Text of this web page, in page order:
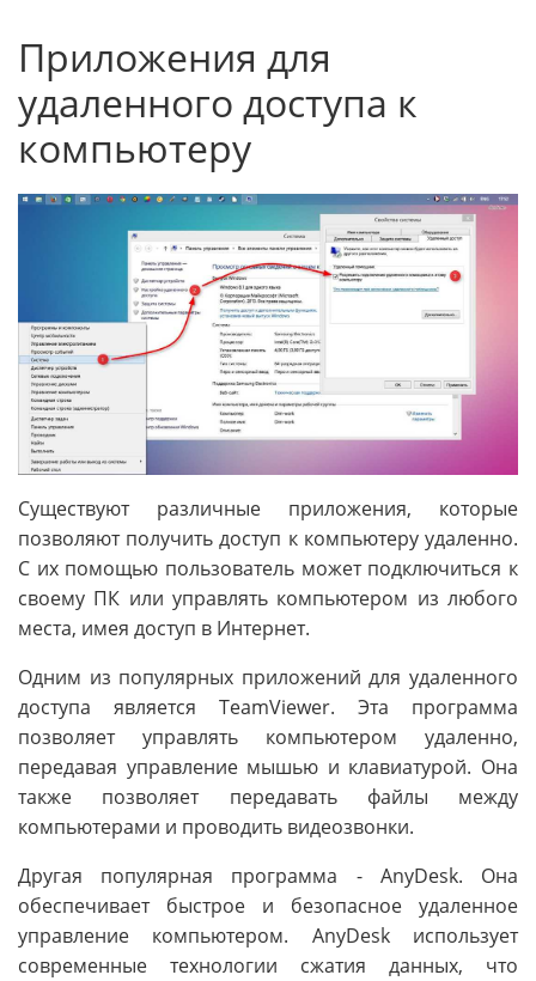
Приложения для
удаленного доступа к
компьютеру
Существуют различные приложения, которые
позволяют получить доступ к компьютеру удаленно.
С их помощью пользователь может подключиться к
своему ПК или управлять компьютером из любого
места, имея доступ в Интернет.
Одним из популярных приложений для удаленного
доступа является TeamViewer. Эта программа
позволяет управлять компьютером удаленно,
передавая управление мышью и клавиатурой. Она
также позволяет передавать файлы между
компьютерами и проводить видеозвонки.
Другая популярная программа - AnyDesk. Она
обеспечивает быстрое и безопасное удаленное
управление компьютером. AnyDesk использует
современные технологии сжатия данных, что